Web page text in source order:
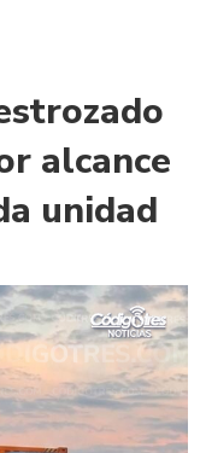
alcance
unidad